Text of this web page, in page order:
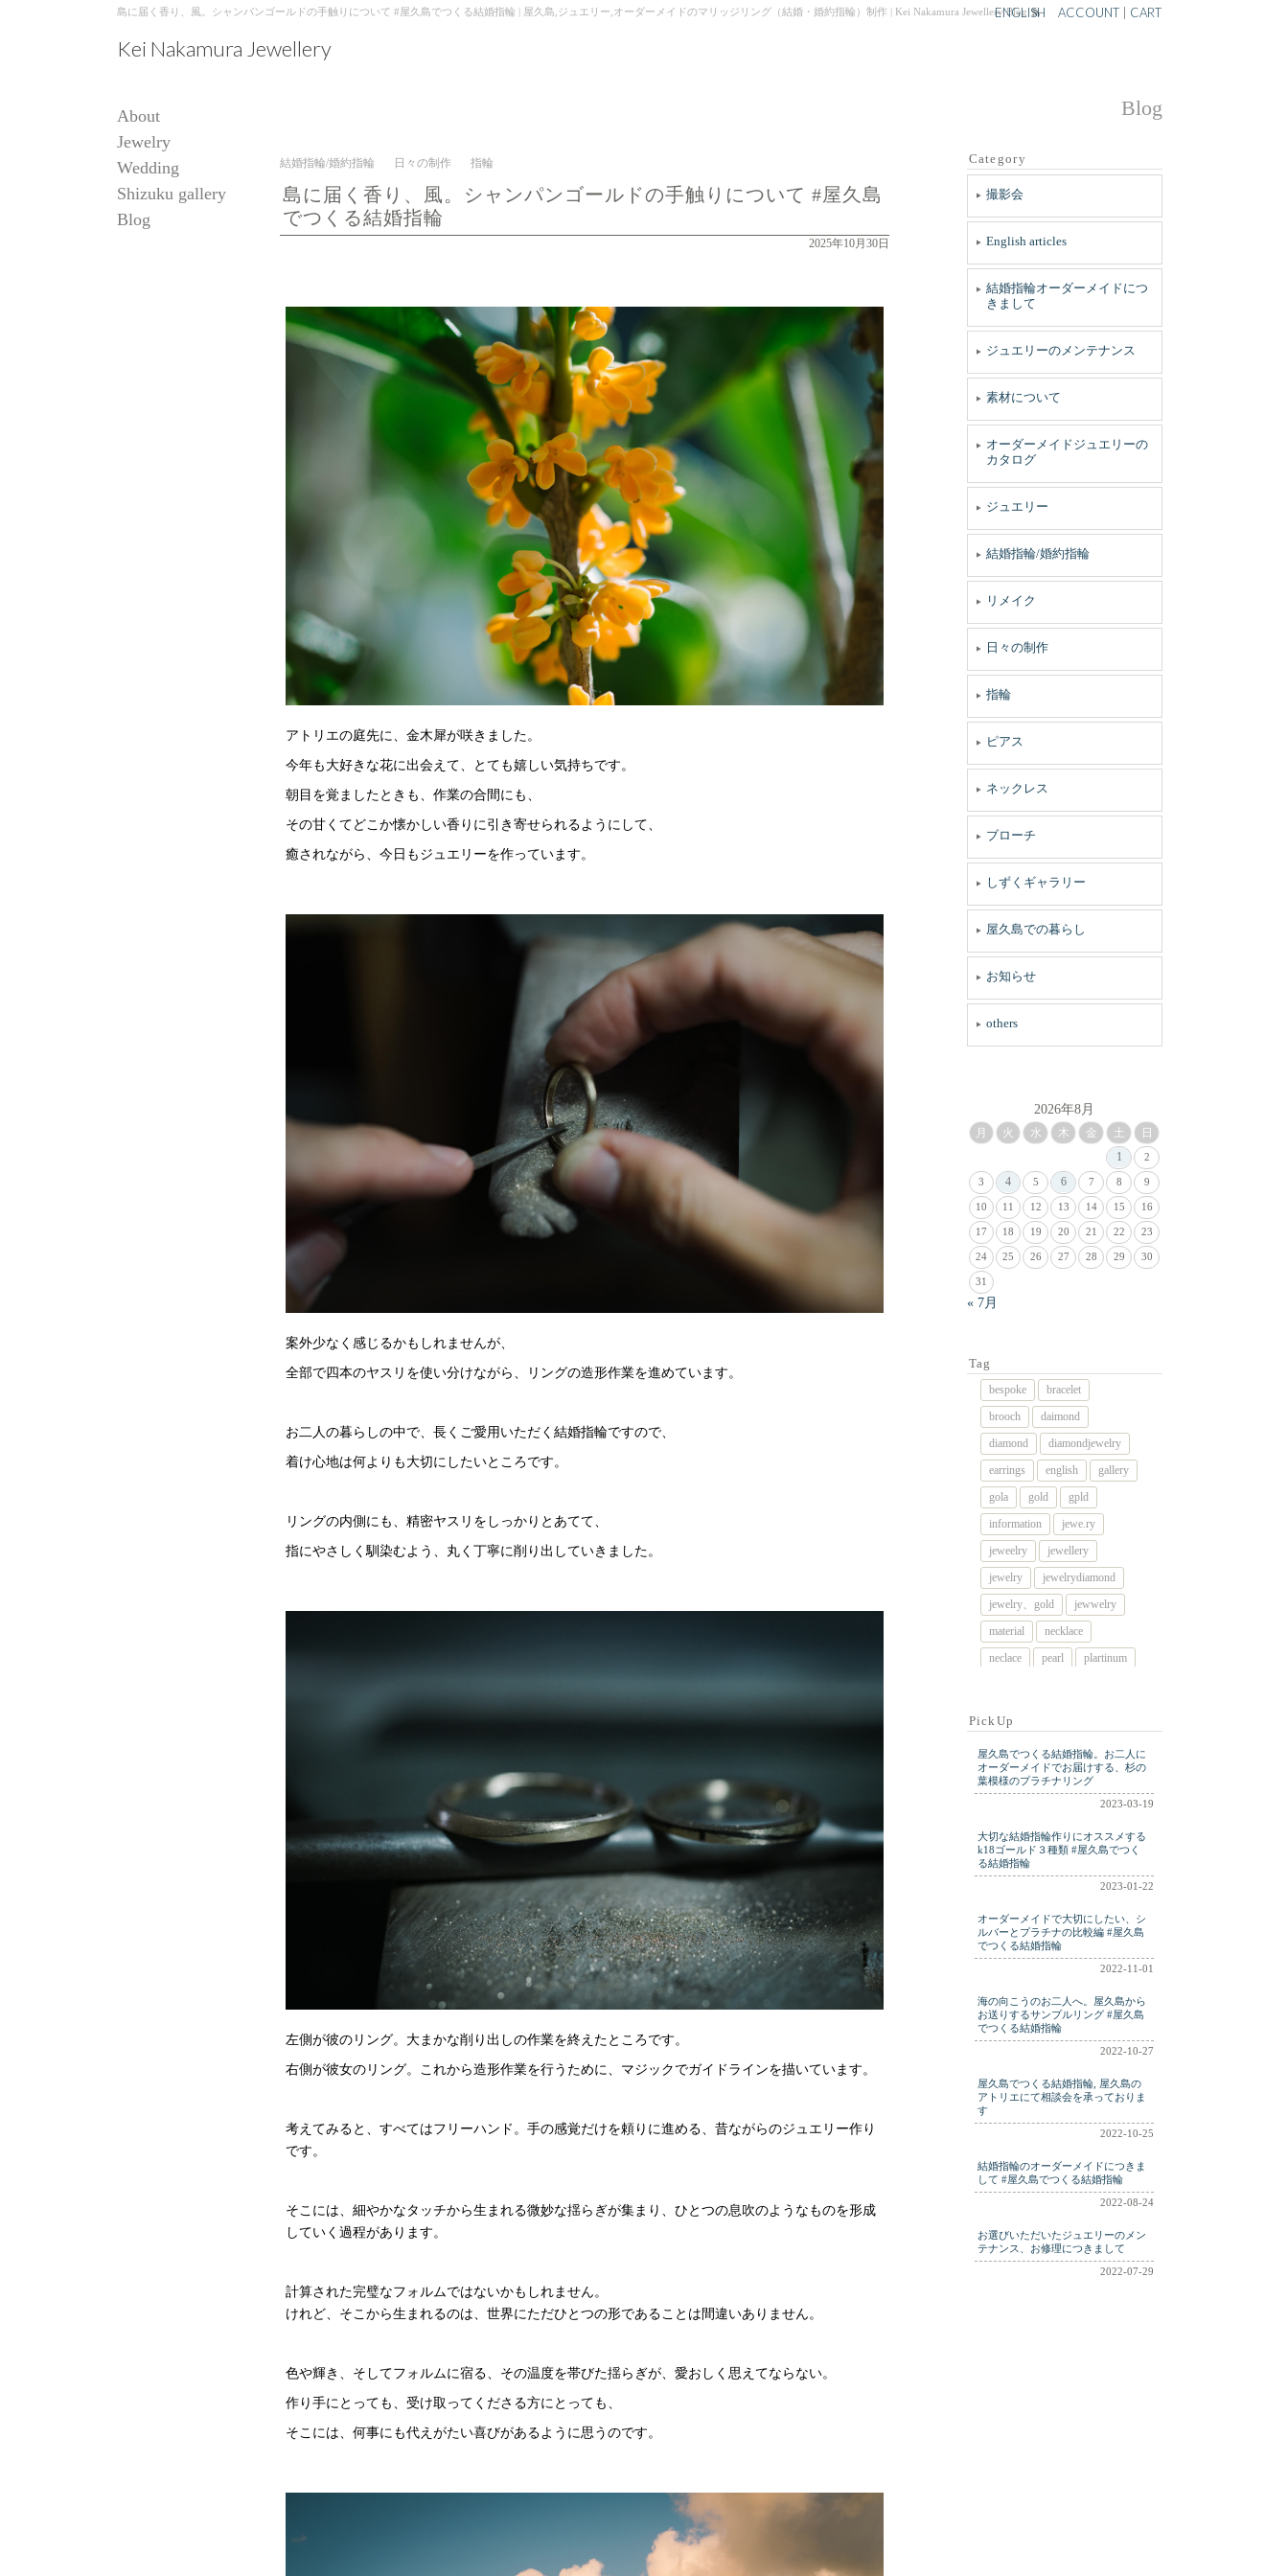
島に届く香り、風。シャンパンゴールドの手触りについて #屋久島でつくる結婚指輪 | 屋久島,ジュエリー,オーダーメイドのマリッジリング（結婚・婚約指輪）制作 | Kei Nakamura Jewellery Blog
Kei Nakamura Jewellery
ENGLISH ACCOUNT CART
About
Jewelry
Wedding
Shizuku gallery
Blog
Blog
結婚指輪/婚約指輪 日々の制作 指輪
島に届く香り、風。シャンパンゴールドの手触りについて #屋久島
でつくる結婚指輪
2025年10月30日
アトリエの庭先に、金木犀が咲きました。
今年も大好きな花に出会えて、とても嬉しい気持ちです。
朝目を覚ましたときも、作業の合間にも、
その甘くてどこか懐かしい香りに引き寄せられるようにして、
癒されながら、今日もジュエリーを作っています。
案外少なく感じるかもしれませんが、
全部で四本のヤスリを使い分けながら、リングの造形作業を進めています。
お二人の暮らしの中で、長くご愛用いただく結婚指輪ですので、
着け心地は何よりも大切にしたいところです。
リングの内側にも、精密ヤスリをしっかりとあてて、
指にやさしく馴染むよう、丸く丁寧に削り出していきました。
左側が彼のリング。大まかな削り出しの作業を終えたところです。
右側が彼女のリング。これから造形作業を行うために、マジックでガイドラインを描いています。
考えてみると、すべてはフリーハンド。手の感覚だけを頼りに進める、昔ながらのジュエリー作り
です。
そこには、細やかなタッチから生まれる微妙な揺らぎが集まり、ひとつの息吹のようなものを形成
していく過程があります。
計算された完璧なフォルムではないかもしれません。
けれど、そこから生まれるのは、世界にただひとつの形であることは間違いありません。
色や輝き、そしてフォルムに宿る、その温度を帯びた揺らぎが、愛おしく思えてならない。
作り手にとっても、受け取ってくださる方にとっても、
そこには、何事にも代えがたい喜びがあるように思うのです。
Category
撮影会
English articles
結婚指輪オーダーメイドにつ
きまして
ジュエリーのメンテナンス
素材について
オーダーメイドジュエリーの
カタログ
ジュエリー
結婚指輪/婚約指輪
リメイク
日々の制作
指輪
ピアス
ネックレス
ブローチ
しずくギャラリー
屋久島での暮らし
お知らせ
others
2026年8月
月 火 水 木 金 土
日
1
2
3 4 5 6 7 8 9
10 11 12 13 14 15 16
17 18 19 20 21 22 23
24 25 26 27 28 29 30
31
« 7月
Tag
bespoke
bracelet
brooch
daimond
diamond
diamondjewelry
earrings
english
gallery
gola
gold
gpld
information
jewe.ry
jeweelry
jewellery
jewelry
jewelrydiamond
jewelry、gold
jewwelry
material
necklace
neclace
pearl
plartinum
shell
silver
wdding
weddig
wedding
yakushima
PickUp
屋久島でつくる結婚指輪。お二人に
オーダーメイドでお届けする、杉の
葉模様のプラチナリング
2023-03-19
大切な結婚指輪作りにオススメする
k18ゴールド３種類 #屋久島でつく
る結婚指輪
2023-01-22
オーダーメイドで大切にしたい、シ
ルバーとプラチナの比較編 #屋久島
でつくる結婚指輪
2022-11-01
海の向こうのお二人へ。屋久島から
お送りするサンプルリング #屋久島
でつくる結婚指輪
2022-10-27
屋久島でつくる結婚指輪, 屋久島の
アトリエにて相談会を承っておりま
す
2022-10-25
結婚指輪のオーダーメイドにつきま
して #屋久島でつくる結婚指輪
2022-08-24
お選びいただいたジュエリーのメン
テナンス、お修理につきまして
2022-07-29